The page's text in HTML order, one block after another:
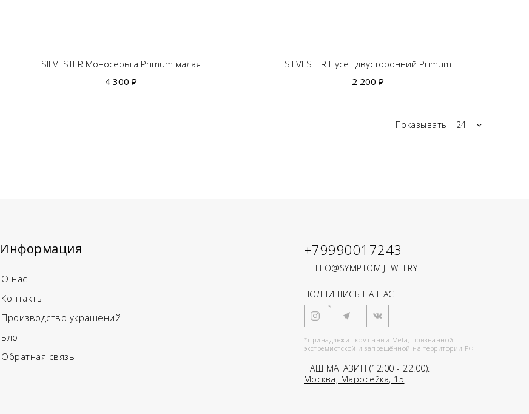
SILVESTER Моносерьга Primum малая
4 300 ₽
SILVESTER Пусет двусторонний Primum
2 200 ₽
Показывать
Информация
О нас
Контакты
Производство украшений
Блог
Обратная связь
+79990017243
HELLO@SYMPTOM.JEWELRY
ПОДПИШИСЬ НА НАС
*
*принадлежит компании Meta, признанной
экстремистской и запрещённой на территории РФ
НАШ МАГАЗИН (12:00 - 22:00):
Москва, Маросейка, 15